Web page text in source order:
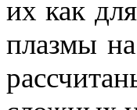
их как
плазмы